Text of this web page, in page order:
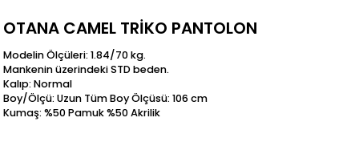
OTANA CAMEL TRİKO PANTOLON
Modelin Ölçüleri: 1.84/70 kg.
Mankenin üzerindeki STD beden.
Kalıp: Normal
Boy/Ölçü: Uzun Tüm Boy Ölçüsü: 106 cm
Kumaş: %50 Pamuk %50 Akrilik